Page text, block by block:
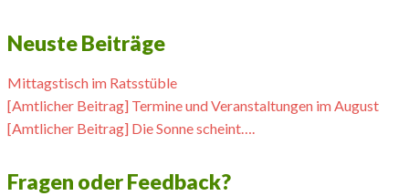
Neuste Beiträge
Mittagstisch im Ratsstüble
[Amtlicher Beitrag] Termine und Veranstaltungen im August
[Amtlicher Beitrag] Die Sonne scheint….
Fragen oder Feedback?